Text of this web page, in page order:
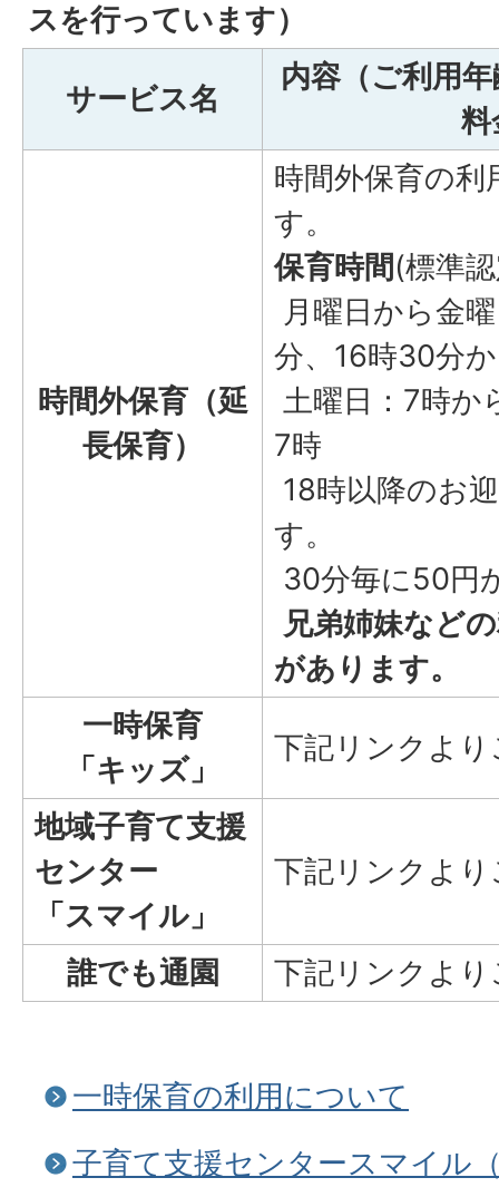
スを行っています）
サービス名
内容（ご利用
料
時間外保育（延
長保育）
時間外保育の
す。
保育時間 (標準
月曜日から金
分、16時30分
土曜日：7時か
7時
18時以降のお
す。
30分毎に50円
兄弟姉妹など
があります。
一時保育
「キッズ」
下記リンクよ
地域子育て支援
センター
「スマイル」
下記リンクよ
誰でも通園 下記リンクよ
一時保育の利用について
子育て支援センタースマイル